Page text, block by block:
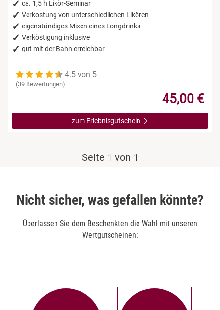
ca. 1,5 h Likör-Seminar
Verkostung von unterschiedlichen Likören
eigenständiges Mixen eines Longdrinks
Verköstigung inklusive
gut mit der Bahn erreichbar
4.5 von 5
(39 Bewertungen)
45,00 €
zum Erlebnisgutschein
Seite 1 von 1
Nicht sicher, was gefallen könnte?
Überlassen Sie dem Beschenkten die Wahl mit unseren
Wertgutscheinen:
Leipzig
Mühlhausen
Nürnberg
Paderborn
Stuttgart